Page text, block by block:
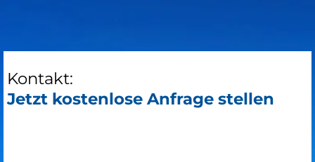
Kontakt:
Jetzt kostenlose Anfrage stellen